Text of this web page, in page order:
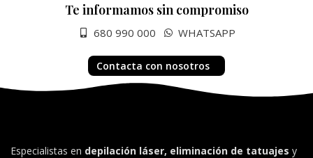
Te informamos sin compromiso
680 990 000 WHATSAPP
Contacta con nosotros
Especialistas en depilación láser, eliminación de tatuajes y